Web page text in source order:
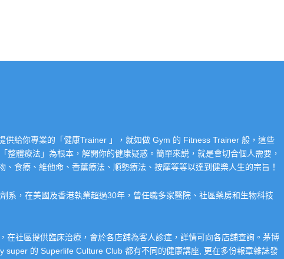
供給你專業的「健康Trainer 」，就如做 Gym 的 Fitness Trainer 般，這些
整體療法」為根本，解開你的健康疑惑。簡單來説，就是會切合個人需要，
食療、維他命、香薰療法、順勢療法、按摩等等以達到健樂人生的宗旨！
系，在美國及香港執業超過30年，曾任職多家醫院、社區藥房和生物科技
在社區提供臨床治療，會於各店舖為客人診症，詳情可向各店舖查詢。茅博
super 的 Superlife Culture Club 都有不同的健康講座, 更在多份報章雜誌發